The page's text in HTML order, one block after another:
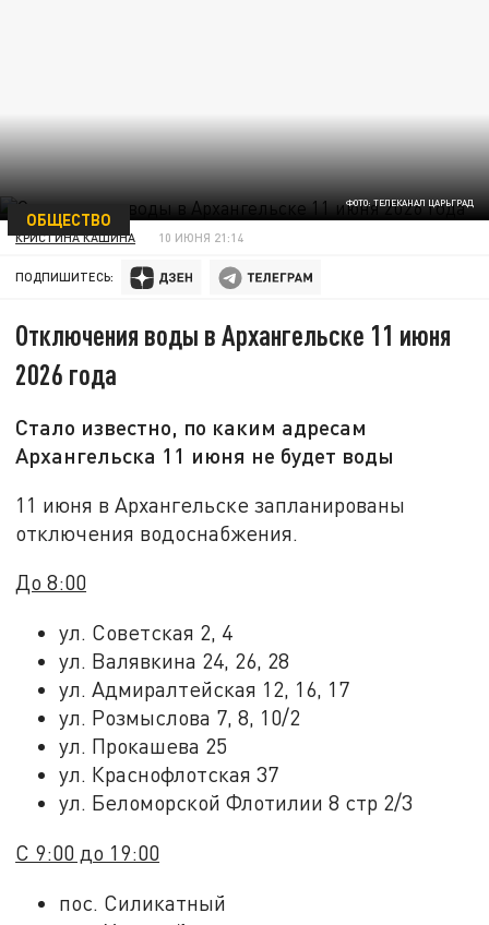
ФОТО: ТЕЛЕКАНАЛ ЦАРЬГРАД
ОБЩЕСТВО
КРИСТИНА КАШИНА 10 ИЮНЯ 21:14
ПОДПИШИТЕСЬ:
Отключения воды в Архангельске 11 июня
2026 года
Стало известно, по каким адресам
Архангельска 11 июня не будет воды
11 июня в Архангельске запланированы
отключения водоснабжения.
До 8:00
ул. Советская 2, 4
ул. Валявкина 24, 26, 28
ул. Адмиралтейская 12, 16, 17
ул. Розмыслова 7, 8, 10/2
ул. Прокашева 25
ул. Краснофлотская 37
ул. Беломорской Флотилии 8 стр 2/3
С 9:00 до 19:00
пос. Силикатный